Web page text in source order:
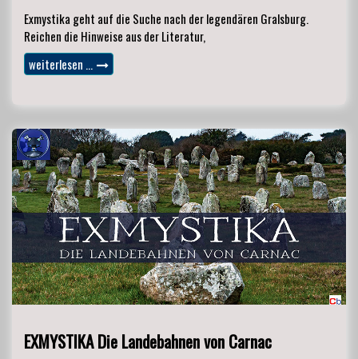
Exmystika geht auf die Suche nach der legendären Gralsburg.
Reichen die Hinweise aus der Literatur,
weiterlesen …
EXMYSTIKA Die Landebahnen von Carnac